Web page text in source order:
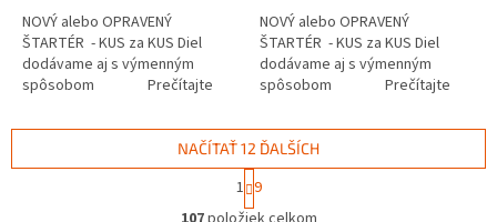
NOVÝ alebo OPRAVENÝ
ŠTARTÉR - KUS za KUS Diel
dodávame aj s výmenným
spôsobom Prečítajte
NOVÝ alebo OPRAVENÝ
ŠTARTÉR - KUS za KUS Diel
dodávame aj s výmenným
spôsobom Prečítajte
O
NAČÍTAŤ 12 ĎALŠÍCH
S
t
r
1 9